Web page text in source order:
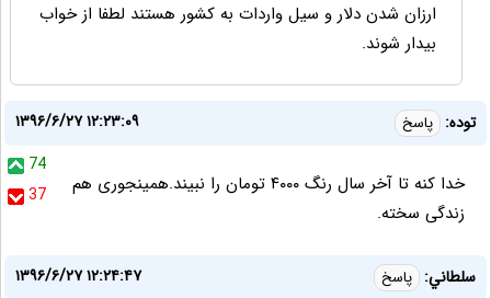
ارزان شدن دلار و سیل واردات به کشور هستند لطفا از خواب
بیدار شوند.
توده: پاسخ
۱۳۹۶/۶/۲۷ ۱۲:۲۳:۰۹
74
37
خدا کنه تا آخر سال رنگ ۴۰۰۰ تومان را نبیند.همینجوری هم
زندگی سخته.
سلطاني: پاسخ
۱۳۹۶/۶/۲۷ ۱۲:۲۴:۴۷